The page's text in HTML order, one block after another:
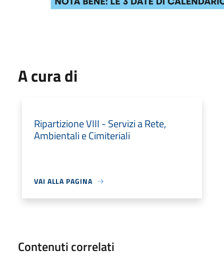
A cura di
Ripartizione VIII - Servizi a Rete,
Ambientali e Cimiteriali
VAI ALLA PAGINA
Contenuti correlati